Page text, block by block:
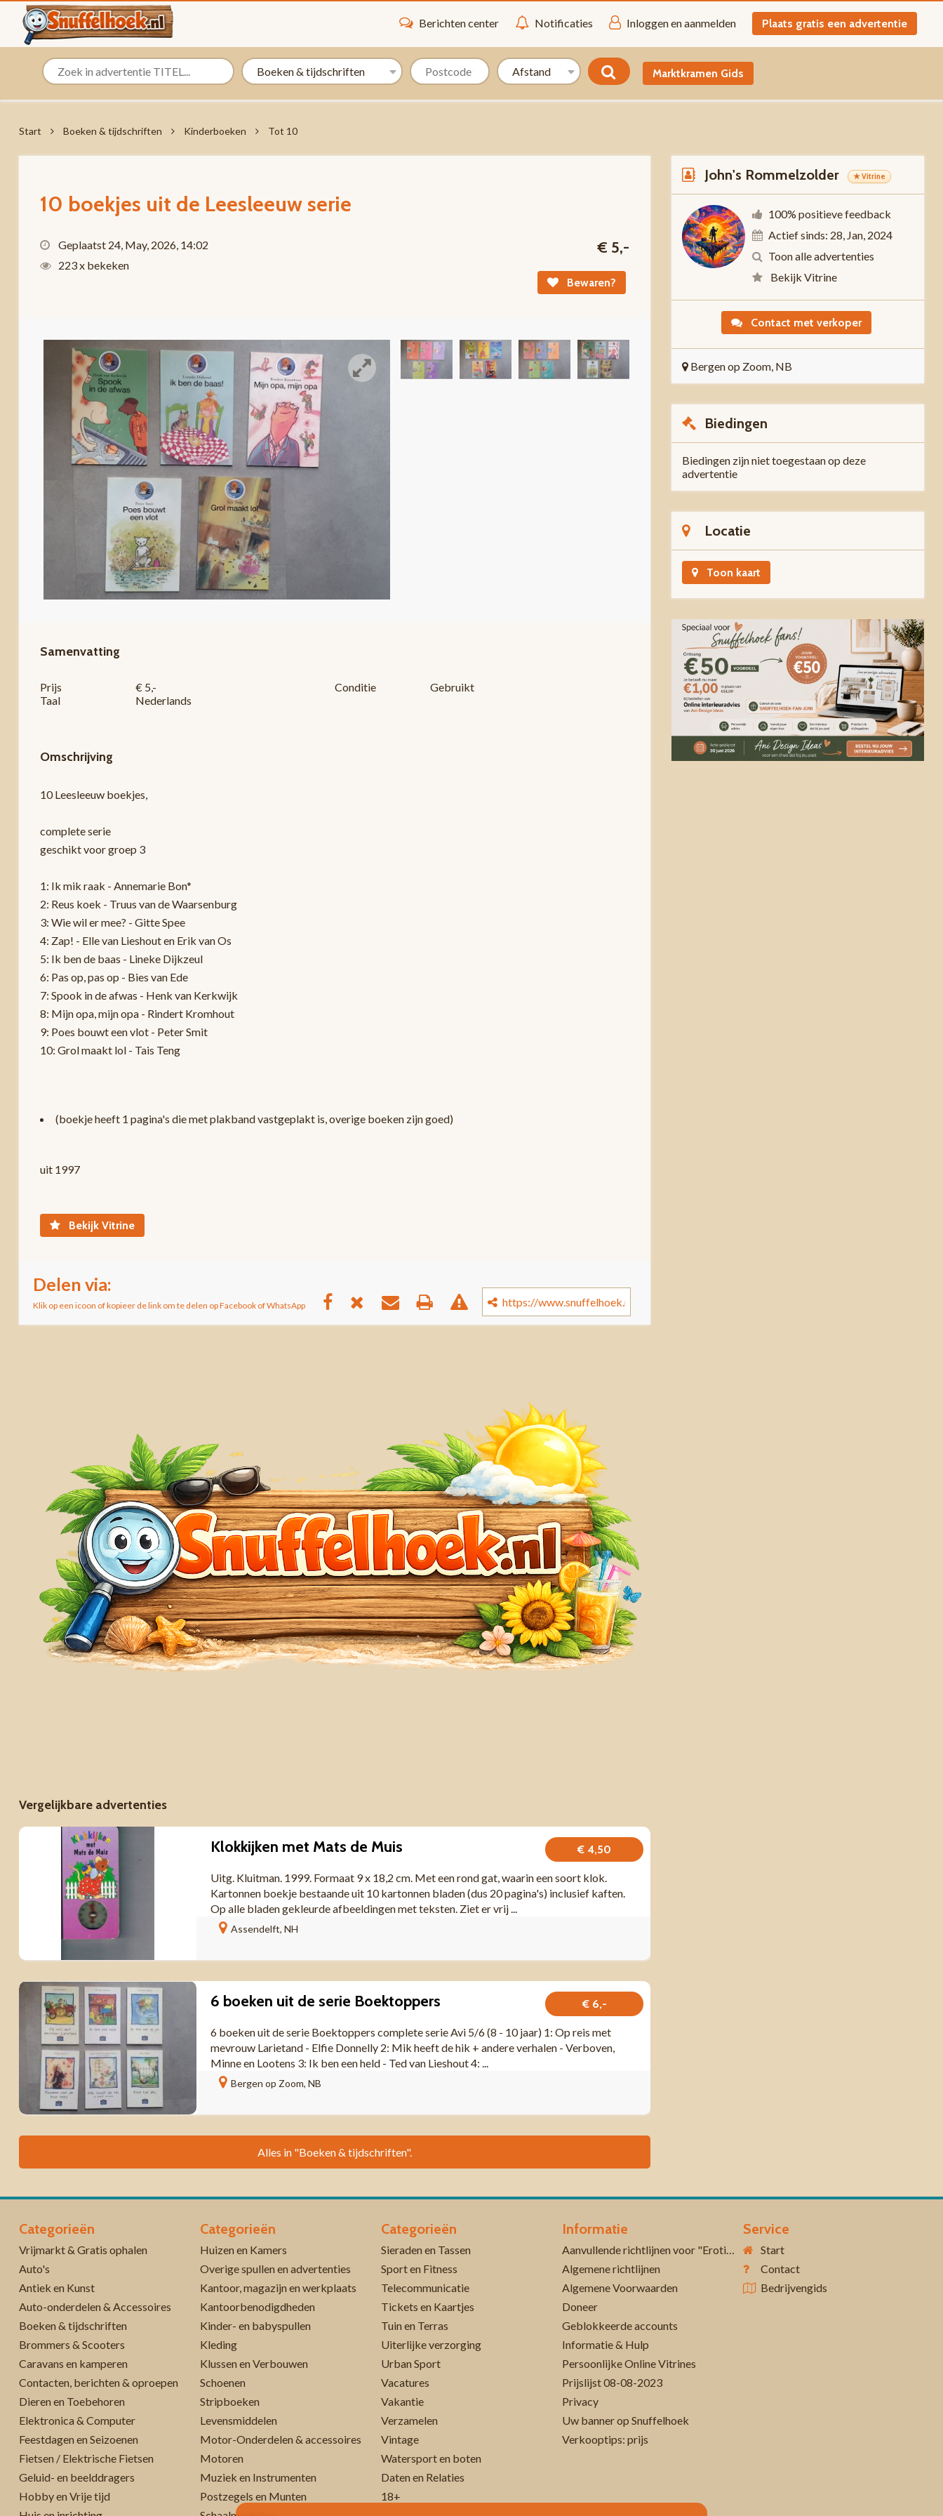
Berichten center Notificaties Inloggen en aanmelden Plaats gratis een advertentie
Marktkramen Gids
Start Boeken & tijdschriften Kinderboeken Tot 10
10 boekjes uit de Leesleeuw serie
Geplaatst 24, May, 2026, 14:02
223 x bekeken
€ 5,-
Bewaren?
Samenvatting
Prijs € 5,- Conditie
Gebruikt
Taal
Nederlands
Omschrijving
10 Leesleeuw boekjes,
complete serie
geschikt voor groep 3
1: Ik mik raak - Annemarie Bon*
2: Reus koek - Truus van de Waarsenburg
3: Wie wil er mee? - Gitte Spee
4: Zap! - Elle van Lieshout en Erik van Os
5: Ik ben de baas - Lineke Dijkzeul
6: Pas op, pas op - Bies van Ede
7: Spook in de afwas - Henk van Kerkwijk
8: Mijn opa, mijn opa - Rindert Kromhout
9: Poes bouwt een vlot - Peter Smit
10: Grol maakt lol - Tais Teng
(boekje heeft 1 pagina's die met plakband vastgeplakt is, overige boeken zijn goed)
uit 1997
Bekijk Vitrine
Delen via:
Klik op een icoon of kopieer de link om te delen op Facebook of WhatsApp
John's Rommelzolder ★ Vitrine
100% positieve feedback
Actief sinds: 28, Jan, 2024
Toon alle advertenties
Bekijk Vitrine
Contact met verkoper
Bergen op Zoom, NB
Biedingen
Biedingen zijn niet toegestaan op deze
advertentie
Locatie
Toon kaart
Vergelijkbare advertenties
€ 4,50
Klokkijken met Mats de Muis
Uitg. Kluitman. 1999. Formaat 9 x 18,2 cm. Met een rond gat, waarin een soort klok.
Kartonnen boekje bestaande uit 10 kartonnen bladen (dus 20 pagina's) inclusief kaften.
Op alle bladen gekleurde afbeeldingen met teksten. Ziet er vrij ...
Assendelft, NH
€ 6,-
6 boeken uit de serie Boektoppers
6 boeken uit de serie Boektoppers complete serie Avi 5/6 (8 - 10 jaar) 1: Op reis met
mevrouw Larietand - Elfie Donnelly 2: Mik heeft de hik + andere verhalen - Verboven,
Minne en Lootens 3: Ik ben een held - Ted van Lieshout 4: ...
Bergen op Zoom, NB
Alles in "Boeken & tijdschriften".
Categorieën
Vrijmarkt & Gratis ophalen
Auto's
Antiek en Kunst
Auto-onderdelen & Accessoires
Boeken & tijdschriften
Brommers & Scooters
Caravans en kamperen
Contacten, berichten & oproepen
Dieren en Toebehoren
Elektronica & Computer
Feestdagen en Seizoenen
Fietsen / Elektrische Fietsen
Geluid- en beelddragers
Hobby en Vrije tijd
Categorieën
Huizen en Kamers
Overige spullen en advertenties
Kantoor, magazijn en werkplaats
Kantoorbenodigdheden
Kinder- en babyspullen
Kleding
Klussen en Verbouwen
Schoenen
Stripboeken
Levensmiddelen
Motor-Onderdelen & accessoires
Motoren
Muziek en Instrumenten
Postzegels en Munten
Categorieën
Sieraden en Tassen
Sport en Fitness
Telecommunicatie
Tickets en Kaartjes
Tuin en Terras
Uiterlijke verzorging
Urban Sport
Vacatures
Vakantie
Verzamelen
Vintage
Watersport en boten
Daten en Relaties
18+
Informatie
Aanvullende richtlijnen voor "Erotiek 18+"
Algemene richtlijnen
Algemene Voorwaarden
Doneer
Geblokkeerde accounts
Informatie & Hulp
Persoonlijke Online Vitrines
Prijslijst 08-08-2023
Privacy
Uw banner op Snuffelhoek
Verkooptips: prijs
Service
Start
Contact
Bedrijvengids